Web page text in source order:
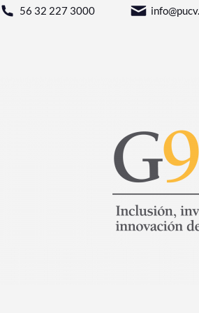
56 32 227 3000